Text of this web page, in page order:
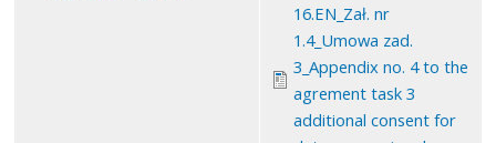
16.EN_Zał. nr
1.4_Umowa zad.
3_Appendix no. 4 to the
agrement task 3
additional consent for